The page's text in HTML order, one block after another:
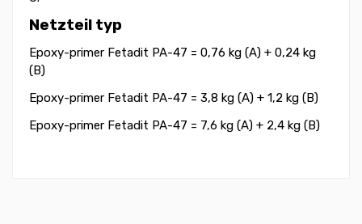
Netzteil typ
Epoxy-primer Fetadit PA-47 = 0,76 kg (A) + 0,24 kg
(B)
Epoxy-primer Fetadit PA-47 = 3,8 kg (A) + 1,2 kg (B)
Epoxy-primer Fetadit PA-47 = 7,6 kg (A) + 2,4 kg (B)